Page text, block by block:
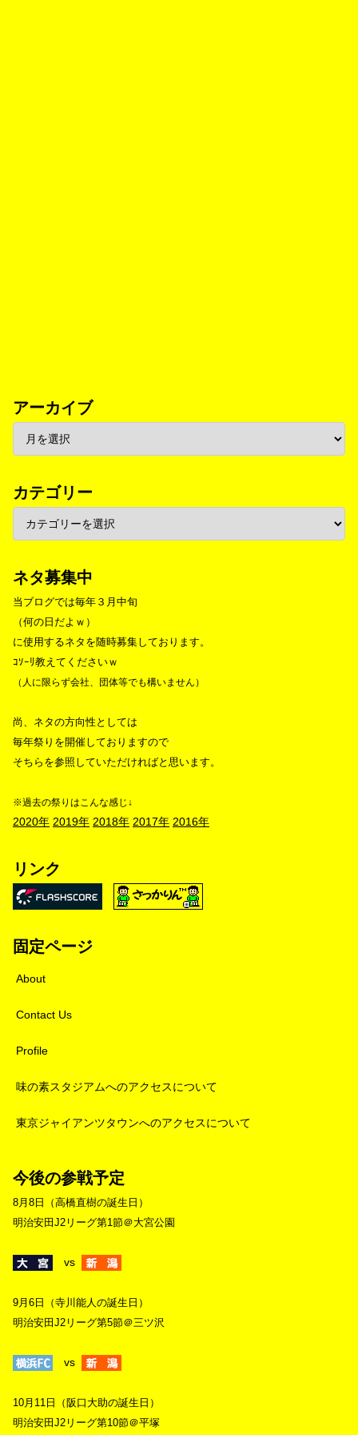
アーカイブ
カテゴリー
ネタ募集中
当ブログでは毎年３月中旬
（何の日だよｗ）
に使用するネタを随時募集しております。
ｺｿｰﾘ教えてくださいｗ
（人に限らず会社、団体等でも構いません）
尚、ネタの方向性としては
毎年祭りを開催しておりますので
そちらを参照していただければと思います。
※過去の祭りはこんな感じ↓
2020年 2019年 2018年 2017年 2016年
リンク
固定ページ
About
Contact Us
Profile
味の素スタジアムへのアクセスについて
東京ジャイアンツタウンへのアクセスについて
今後の参戦予定
8月8日（高橋直樹の誕生日）
明治安田J2リーグ第1節＠大宮公園
vs
9月6日（寺川能人の誕生日）
明治安田J2リーグ第5節＠三ツ沢
vs
10月11日（阪口大助の誕生日）
明治安田J2リーグ第10節＠平塚